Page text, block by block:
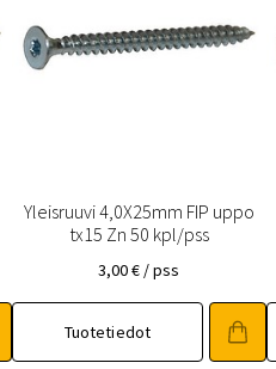
Yleisruuvi 4,0X25mm FIP uppo
tx15 Zn 50 kpl/pss
3,00€ / pss
Tuotetiedot